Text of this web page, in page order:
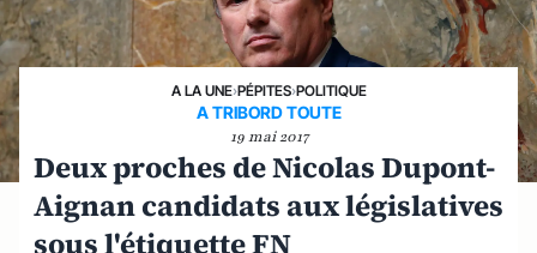
A LA UNE›PÉPITES›POLITIQUE
A TRIBORD TOUTE
19 mai 2017
Deux proches de Nicolas Dupont-
Aignan candidats aux législatives
sous l'étiquette FN